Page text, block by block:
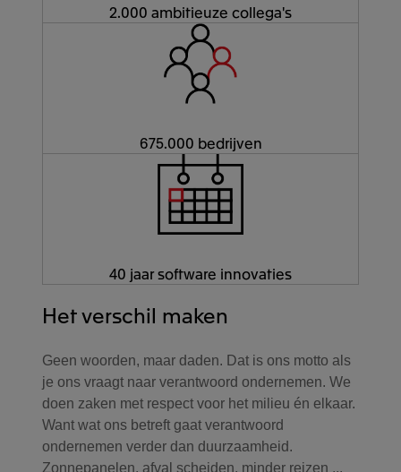
2.000 ambitieuze collega's
675.000 bedrijven
40 jaar software innovaties
Het verschil maken
Geen woorden, maar daden. Dat is ons motto als
je ons vraagt naar verantwoord ondernemen. We
doen zaken met respect voor het milieu én elkaar.
Want wat ons betreft gaat verantwoord
ondernemen verder dan duurzaamheid.
Zonnepanelen, afval scheiden, minder reizen ...